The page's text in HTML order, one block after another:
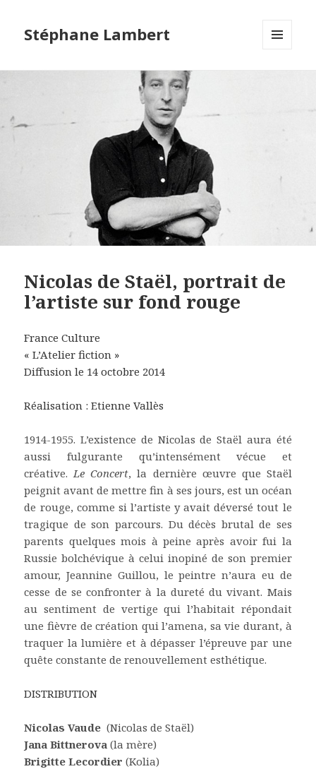
Stéphane Lambert
Nicolas de Staël, portrait de
l’artiste sur fond rouge
France Culture
« L’Atelier fiction »
Diffusion le 14 octobre 2014
Réalisation : Etienne Vallès
1914-1955. L’existence de Nicolas de Staël aura été
aussi fulgurante qu’intensément vécue et
créative. Le Concert, la dernière œuvre que Staël
peignit avant de mettre fin à ses jours, est un océan
de rouge, comme si l’artiste y avait déversé tout le
tragique de son parcours. Du décès brutal de ses
parents quelques mois à peine après avoir fui la
Russie bolchévique à celui inopiné de son premier
amour, Jeannine Guillou, le peintre n’aura eu de
cesse de se confronter à la dureté du vivant. Mais
au sentiment de vertige qui l’habitait répondait
une fièvre de création qui l’amena, sa vie durant, à
traquer la lumière et à dépasser l’épreuve par une
quête constante de renouvellement esthétique.
DISTRIBUTION
Nicolas Vaude (Nicolas de Staël)
Jana Bittnerova (la mère)
Brigitte Lecordier (Kolia)